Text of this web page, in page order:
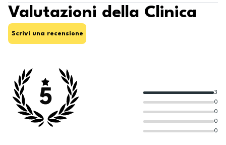
Valutazioni della Clinica
Scrivi una recensione
5
0
0
0
0
3